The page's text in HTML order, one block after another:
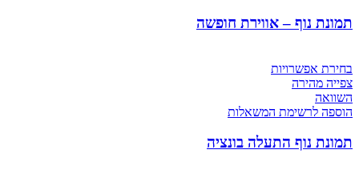
תמונת נוף – אווירת חופשה
בחירת אפשרויות
צפייה מהירה
השוואה
הוספה לרשימת המשאלות
תמונת נוף התעלה בונציה